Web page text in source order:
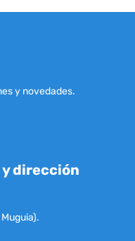
y novedades.
dirección